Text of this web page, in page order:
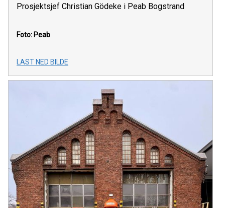
Prosjektsjef Christian Gödeke i Peab Bogstrand
Foto: Peab
LAST NED BILDE